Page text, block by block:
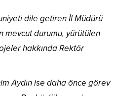
dile getiren İl Müdürü
mevcut durumu, yürütülen
hakkında Rektör
Aydın ise daha önce görev